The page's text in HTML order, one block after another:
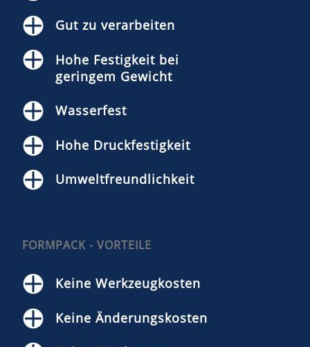
Gut zu verarbeiten
Hohe Festigkeit bei
geringem Gewicht
Wasserfest
Hohe Druckfestigkeit
Umweltfreundlichkeit
FORMPACK - VORTEILE
Keine Werkzeugkosten
Keine Änderungskosten